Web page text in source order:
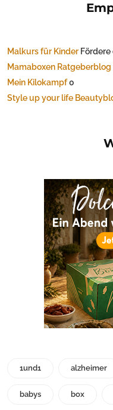
Malkurs für Kinder
Mamaboxen
Mein Kilokampf0
Style up your life
1und1 alzheimer
babys box